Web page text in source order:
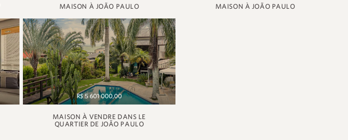
MAISON À JOÃO PAULO MAISON À JOÃO PAULO
R$ 5 601 000,00
MAISON À VENDRE DANS LE
QUARTIER DE JOÃO PAULO